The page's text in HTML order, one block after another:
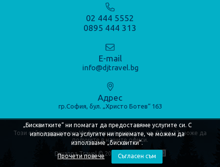
02 444 5552
0895 444 313
E-mail
info@djtravel.bg
Адрес
гр.София, бул. „Христо Ботев“ 163
Този сайт е рекламен. Информация съгласно чл. 82 от ЗТ може да
получите в нашите офиси.
Djuanna Travel © 2020
„Бисквитките“ ни помагат да предоставяме услугите си. С
използването на услугите ни приемате, че можем да
използваме „бисквитки“.
Прочети повече Съгласен съм